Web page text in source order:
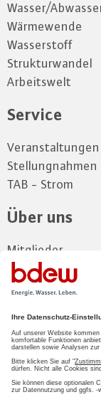
Wasser/
Wärmewende
Wasserstoff
Strukturwandel
Arbeitswelt
Service
Veranstaltungen
Stellungnahmen
TAB - Strom
Über uns
Mitglieder
Vorstand
Landesgruppe
Zum
LOGIN